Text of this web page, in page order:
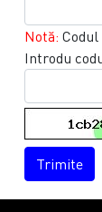
Notă:
Introdu
Trimite